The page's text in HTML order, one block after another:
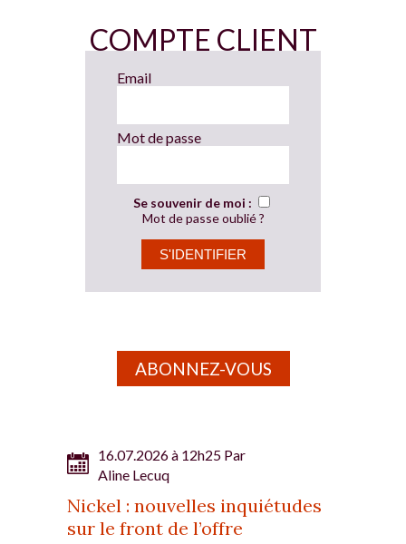
COMPTE CLIENT
Email
Mot de passe
Se souvenir de moi :
Mot de passe oublié ?
ABONNEZ-VOUS
16.07.2026 à 12h25 Par
Aline Lecuq
Nickel : nouvelles inquiétudes
sur le front de l’offre